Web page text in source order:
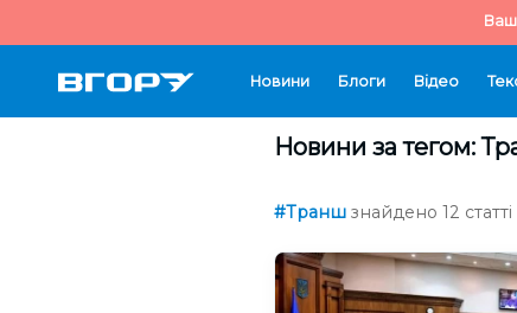
Ваш
Новини Блоги Відео
Новини за тегом:
#Транш знайдено 12 статті